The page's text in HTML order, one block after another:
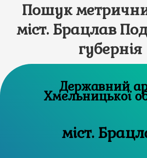
Пошук
міст. Брацлав
губернія
Державний
Хмельницької
міст.